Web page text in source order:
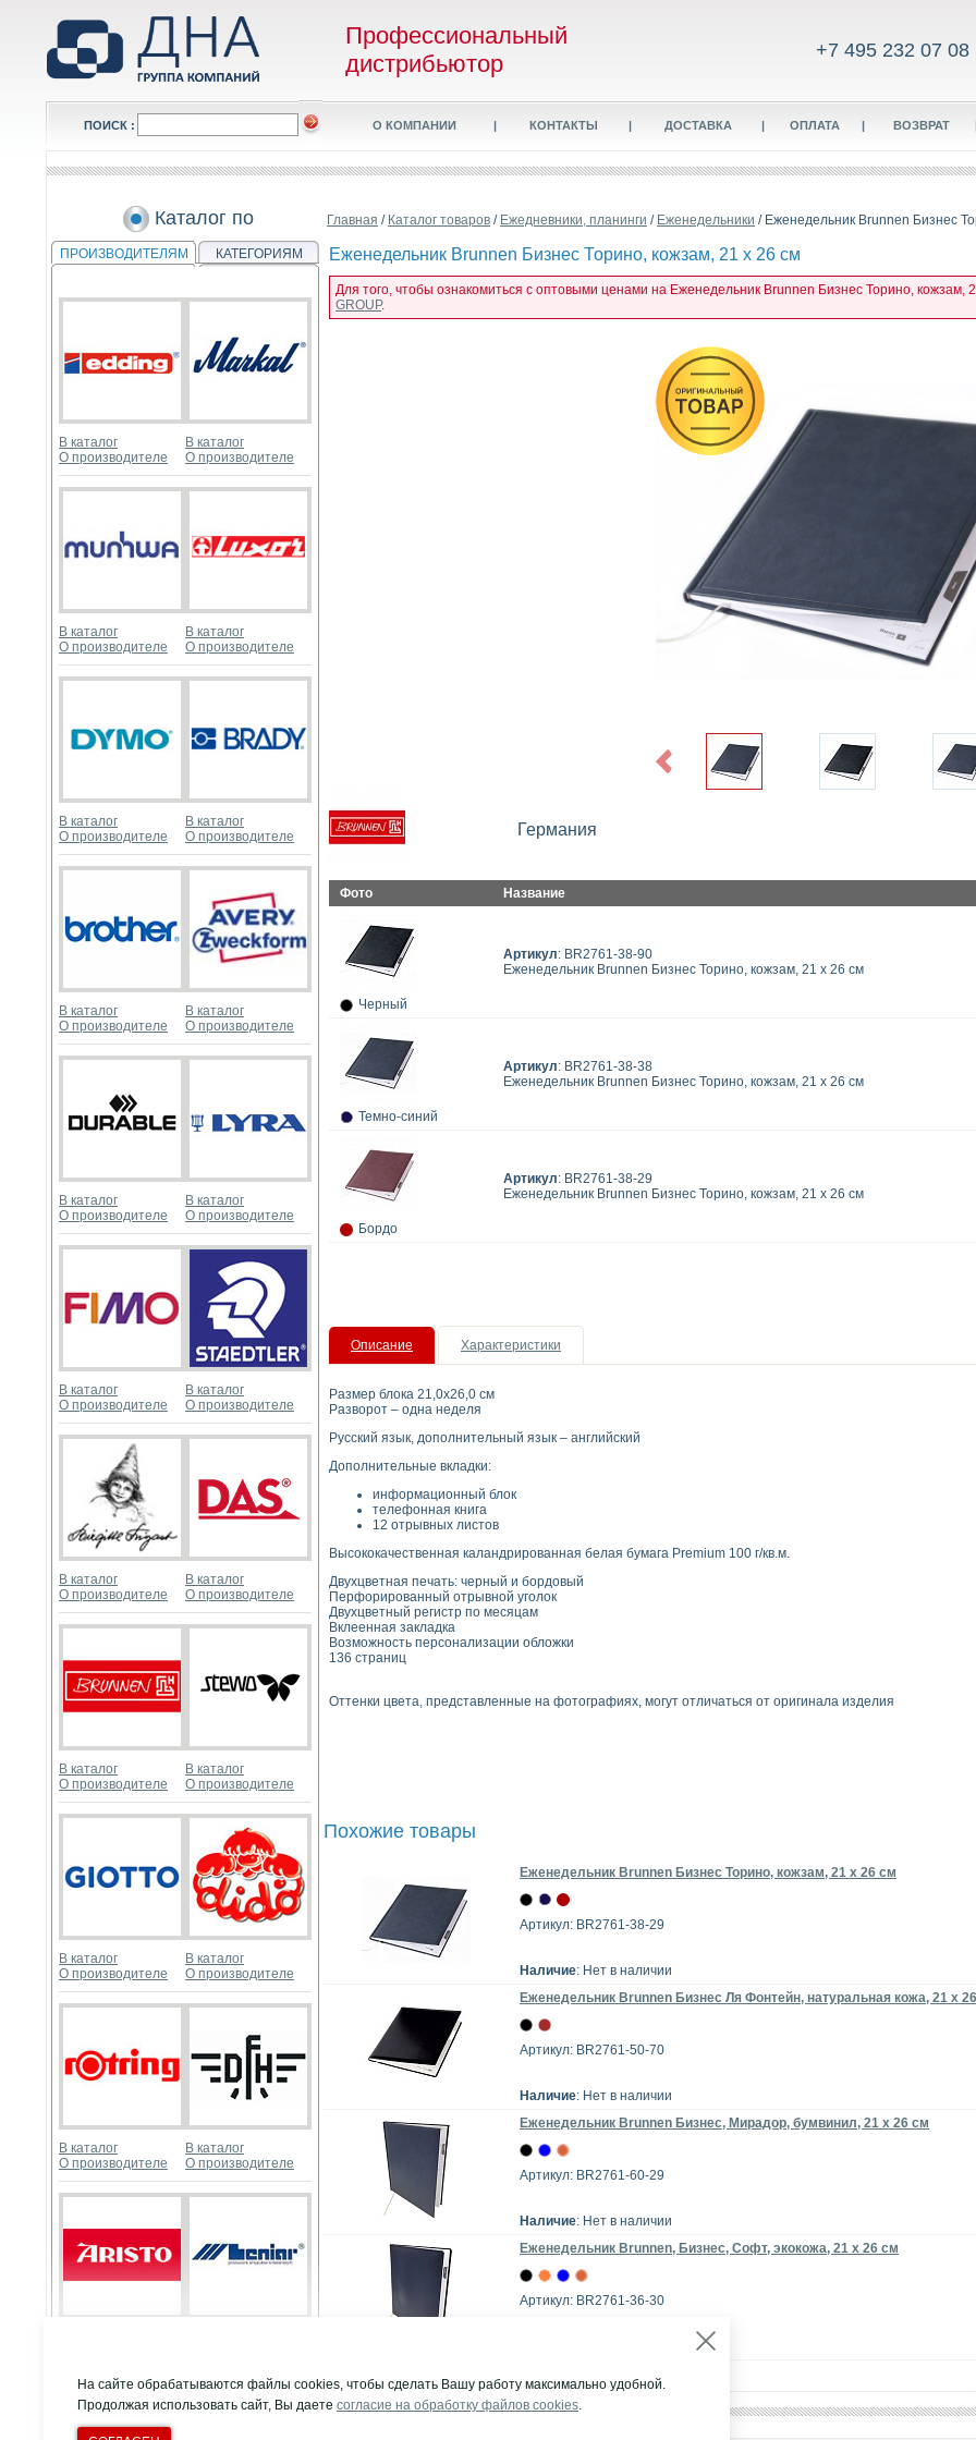
Профессиональный
дистрибьютор
+7 495 232 07 08
ПОИСК : О КОМПАНИИ | КОНТАКТЫ | ДОСТАВКА | ОПЛАТА | ВОЗВРАТ
Каталог по
ПРОИЗВОДИТЕЛЯМ КАТЕГОРИЯМ
В каталог
О производителе
В каталог
О производителе
В каталог
О производителе
В каталог
О производителе
В каталог
О производителе
В каталог
О производителе
В каталог
О производителе
В каталог
О производителе
В каталог
О производителе
В каталог
О производителе
В каталог
О производителе
В каталог
О производителе
В каталог
О производителе
В каталог
О производителе
В каталог
О производителе
В каталог
О производителе
В каталог
О производителе
В каталог
О производителе
В каталог
О производителе
В каталог
О производителе
Развернуть
Главная / Каталог товаров / Ежедневники, планинги / Еженедельники / Еженедельник Brunnen Бизнес
Еженедельник Brunnen Бизнес Торино, кожзам, 21 х 26 см
Для того, чтобы ознакомиться с оптовыми ценами на Еженедельник Brunnen Бизнес Торино, кожзам,
GROUP.
Previous
Германия
Фото Название
Черный
Артикул: BR2761-38-90
Еженедельник Brunnen Бизнес Торино, кожзам, 21 х 26 см
Темно-синий
Артикул: BR2761-38-38
Еженедельник Brunnen Бизнес Торино, кожзам, 21 х 26 см
Бордо
Артикул: BR2761-38-29
Еженедельник Brunnen Бизнес Торино, кожзам, 21 х 26 см
Описание Характеристики
Размер блока 21,0х26,0 см
Разворот – одна неделя
Русский язык, дополнительный язык – английский
Дополнительные вкладки:
информационный блок
телефонная книга
12 отрывных листов
Высококачественная каландрированная белая бумага Premium 100 г/кв.м.
Двухцветная печать: черный и бордовый
Перфорированный отрывной уголок
Двухцветный регистр по месяцам
Вклеенная закладка
Возможность персонализации обложки
136 страниц
Оттенки цвета, представленные на фотографиях, могут отличаться от оригинала изделия
Похожие товары
Еженедельник Brunnen Бизнес Торино, кожзам, 21 х 26 см
Артикул: BR2761-38-29
Наличие: Нет в наличии
Еженедельник Brunnen Бизнес Ля Фонтейн, натуральная кожа, 21 х
Артикул: BR2761-50-70
Наличие: Нет в наличии
Еженедельник Brunnen Бизнес, Мирадор, бумвинил, 21 х 26 см
Артикул: BR2761-60-29
Наличие: Нет в наличии
Еженедельник Brunnen, Бизнес, Софт, экокожа, 21 х 26 см
Артикул: BR2761-36-30
На сайте обрабатываются файлы cookies, чтобы сделать Вашу работу максимально удобной.
Продолжая использовать сайт, Вы даете согласие на обработку файлов cookies.